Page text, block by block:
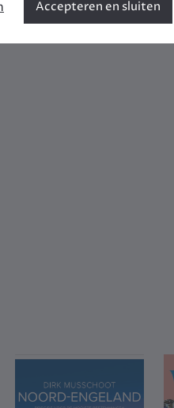
Accepteren en sluiten